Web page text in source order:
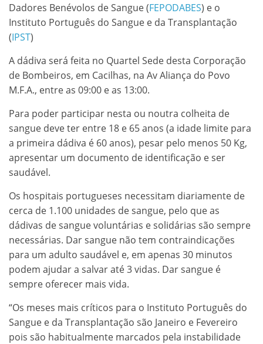
Dadores Benévolos de Sangue (FEPODABES) e o
Instituto Português do Sangue e da Transplantação
(IPST)
A dádiva será feita no Quartel Sede desta Corporação
de Bombeiros, em Cacilhas, na Av Aliança do Povo
M.F.A., entre as 09:00 e as 13:00.
Para poder participar nesta ou noutra colheita de
sangue deve ter entre 18 e 65 anos (a idade limite para
a primeira dádiva é 60 anos), pesar pelo menos 50 Kg,
apresentar um documento de identificação e ser
saudável.
Os hospitais portugueses necessitam diariamente de
cerca de 1.100 unidades de sangue, pelo que as
dádivas de sangue voluntárias e solidárias são sempre
necessárias. Dar sangue não tem contraindicações
para um adulto saudável e, em apenas 30 minutos
podem ajudar a salvar até 3 vidas. Dar sangue é
sempre oferecer mais vida.
“Os meses mais críticos para o Instituto Português do
Sangue e da Transplantação são Janeiro e Fevereiro
pois são habitualmente marcados pela instabilidade